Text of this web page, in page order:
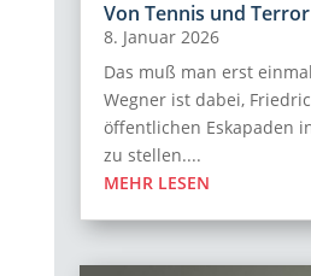
Von Tennis und Terror
8. Januar 2026
Das muß man erst
Wegner ist dabei,
öffentlichen Eskapaden
zu stellen....
MEHR LESEN